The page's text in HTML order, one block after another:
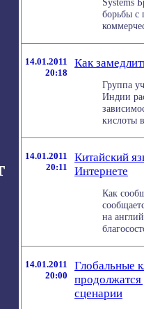
борьбы с
14.01.2011
20:18
Как
Группа
Индии
кислоты
14.01.2011
20:11
Китайский
Интернете
Как
на
14.01.2011
20:00
Глобальные
сценарии